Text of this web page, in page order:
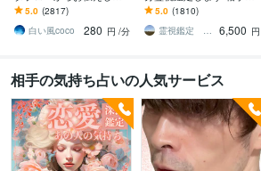
す ☪️恋愛・仕事・人間関
係✨ルノルマン1度試して
みませんか✡️
5.0 (2817)
白い風coco
280 円 /分
どう思っているのか等チ
ャット形式15分間の質問
OKです
5.0 (1810)
霊視鑑定 matsumi
6,500 円
相手の気持ち占いの人気サービス